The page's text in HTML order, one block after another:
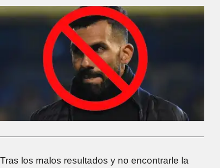
Tras los malos resultados y no encontrarle la